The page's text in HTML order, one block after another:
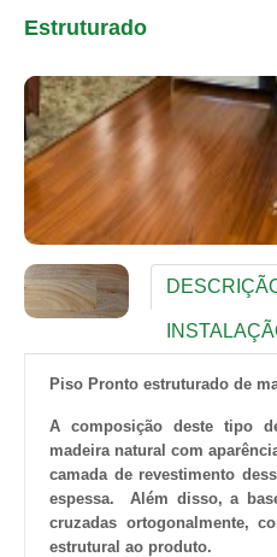
Estruturado
Piso Pronto estruturado de
A composição deste tipo
madeira natural com
camada de revestimento
espessa. Além disso, a
cruzadas ortogonalmente,
estrutural ao produto.